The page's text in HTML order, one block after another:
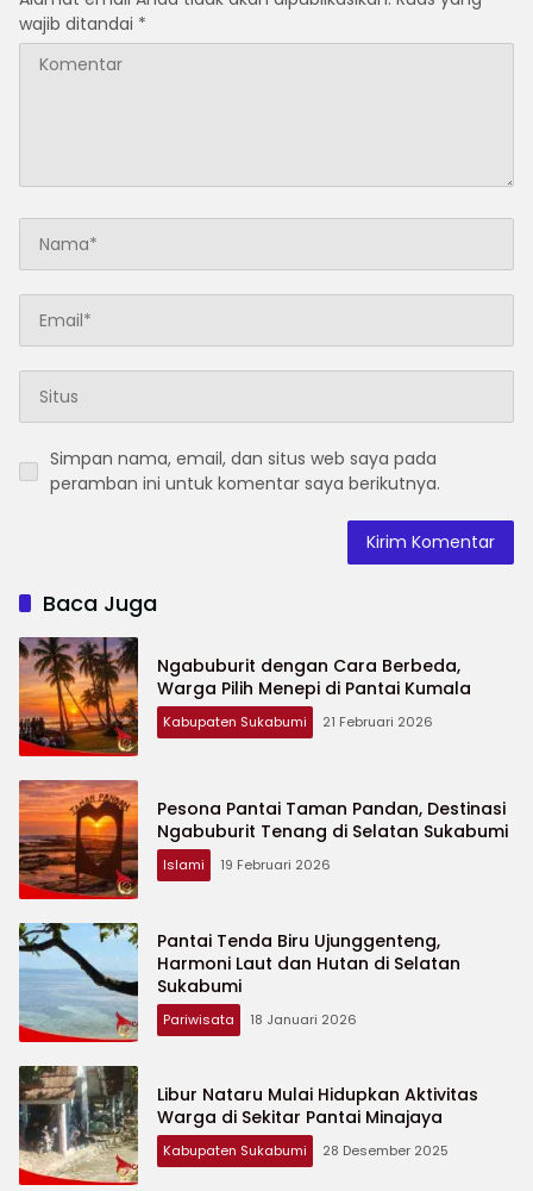
wajib ditandai *
Simpan nama, email, dan situs web saya pada
peramban ini untuk komentar saya berikutnya.
Baca Juga
Ngabuburit dengan Cara Berbeda,
Warga Pilih Menepi di Pantai Kumala
Kabupaten Sukabumi 21 Februari 2026
Pesona Pantai Taman Pandan, Destinasi
Ngabuburit Tenang di Selatan Sukabumi
Islami 19 Februari 2026
Pantai Tenda Biru Ujunggenteng,
Harmoni Laut dan Hutan di Selatan
Sukabumi
Pariwisata 18 Januari 2026
Libur Nataru Mulai Hidupkan Aktivitas
Warga di Sekitar Pantai Minajaya
Kabupaten Sukabumi 28 Desember 2025